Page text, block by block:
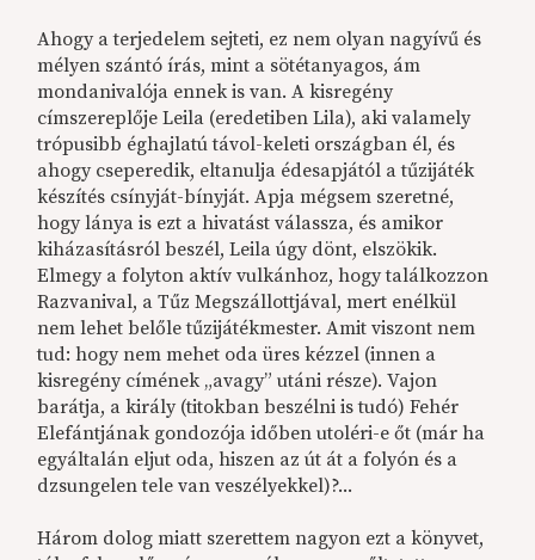
Ahogy a terjedelem sejteti, ez nem olyan nagyívű és
mélyen szántó írás, mint a sötétanyagos, ám
mondanivalója ennek is van. A kisregény
címszereplője Leila (eredetiben Lila), aki valamely
trópusibb éghajlatú távol-keleti országban él, és
ahogy cseperedik, eltanulja édesapjától a tűzijáték
készítés csínyját-bínyját. Apja mégsem szeretné,
hogy lánya is ezt a hivatást válassza, és amikor
kiházasításról beszél, Leila úgy dönt, elszökik.
Elmegy a folyton aktív vulkánhoz, hogy találkozzon
Razvanival, a Tűz Megszállottjával, mert enélkül
nem lehet belőle tűzijátékmester. Amit viszont nem
tud: hogy nem mehet oda üres kézzel (innen a
kisregény címének „avagy” utáni része). Vajon
barátja, a király (titokban beszélni is tudó) Fehér
Elefántjának gondozója időben utoléri-e őt (már ha
egyáltalán eljut oda, hiszen az út át a folyón és a
dzsungelen tele van veszélyekkel)?...
Három dolog miatt szerettem nagyon ezt a könyvet,